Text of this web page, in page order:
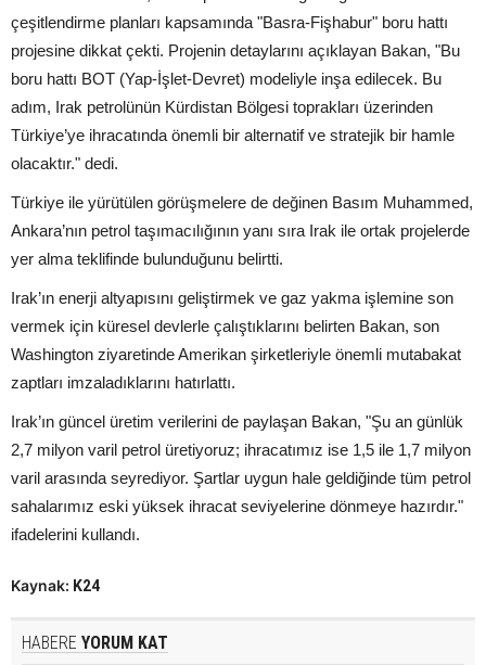
çeşitlendirme planları kapsamında "Basra-Fişhabur" boru hattı
projesine dikkat çekti. Projenin detaylarını açıklayan Bakan, "Bu
boru hattı BOT (Yap-İşlet-Devret) modeliyle inşa edilecek. Bu
adım, Irak petrolünün Kürdistan Bölgesi toprakları üzerinden
Türkiye’ye ihracatında önemli bir alternatif ve stratejik bir hamle
olacaktır." dedi.
Türkiye ile yürütülen görüşmelere de değinen Basım Muhammed,
Ankara’nın petrol taşımacılığının yanı sıra Irak ile ortak projelerde
yer alma teklifinde bulunduğunu belirtti.
Irak’ın enerji altyapısını geliştirmek ve gaz yakma işlemine son
vermek için küresel devlerle çalıştıklarını belirten Bakan, son
Washington ziyaretinde Amerikan şirketleriyle önemli mutabakat
zaptları imzaladıklarını hatırlattı.
Irak’ın güncel üretim verilerini de paylaşan Bakan, "Şu an günlük
2,7 milyon varil petrol üretiyoruz; ihracatımız ise 1,5 ile 1,7 milyon
varil arasında seyrediyor. Şartlar uygun hale geldiğinde tüm petrol
sahalarımız eski yüksek ihracat seviyelerine dönmeye hazırdır."
ifadelerini kullandı.
Kaynak: K24
HABERE YORUM KAT